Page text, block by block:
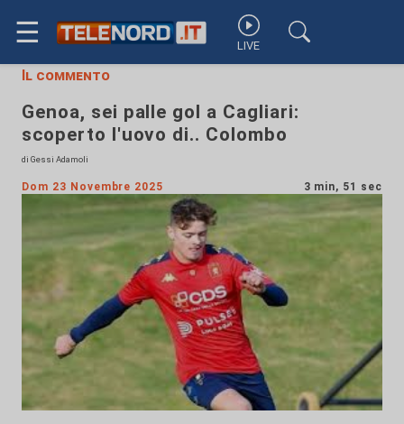
☰ LIVE
Il commento
Genoa, sei palle gol a Cagliari:
scoperto l'uovo di.. Colombo
di Gessi Adamoli
Dom 23 Novembre 2025 3 min, 51 sec